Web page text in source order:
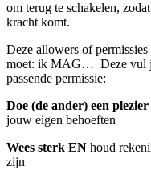
om terug te schakelen,
kracht komt.
Deze allowers of
moet: ik MAG… Deze vul
passende permissie:
Doe (de ander) een
jouw eigen behoeften
Wees sterk EN houd
zijn